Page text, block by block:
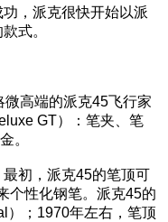
，派克很快开始以派
式。
微高端的派克45飞行家
GT）：笔夹、笔
。
初，派克45的笔顶可
个性化钢笔。派克45的
）；1970年左右，笔顶